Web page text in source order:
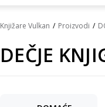
Knjižare Vulkan Proizvodi
DEČJE